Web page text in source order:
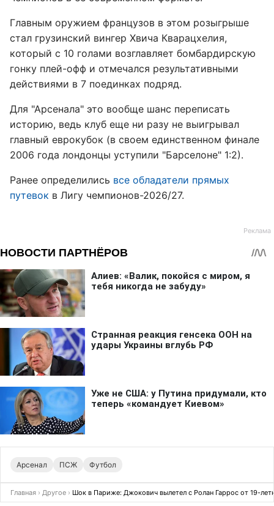
Главным оружием французов в этом розыгрыше
стал грузинский вингер Хвича Кварацхелия,
который с 10 голами возглавляет бомбардирскую
гонку плей-офф и отмечался результативными
действиями в 7 поединках подряд.
Для "Арсенала" это вообще шанс переписать
историю, ведь клуб еще ни разу не выигрывал
главный еврокубок (в своем единственном финале
2006 года лондонцы уступили "Барселоне" 1:2).
Ранее определились все обладатели прямых
путевок в Лигу чемпионов-2026/27.
Арсенал ПСЖ Футбол
Главная › Другое › Шок в Париже: Джокович вылетел с Ролан Гаррос от 19-